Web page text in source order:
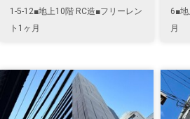
1-5-12■地上10階 RC造■フリーレン
ト1ヶ月
6■
月